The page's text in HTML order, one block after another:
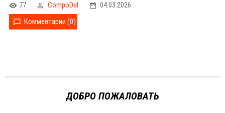
77 CompoDel
04.03.2026
Комментарии (0)
ДОБРО ПОЖАЛОВАТЬ